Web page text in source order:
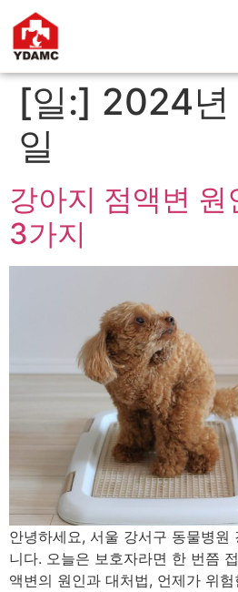
[일:] 2024
일
강아지 점액변 원
3가지
안녕하세요, 서울 강서구 동물병원
니다. 오늘은 보호자라면 한 번쯤
액변의 원인과 대처법, 언제가 위